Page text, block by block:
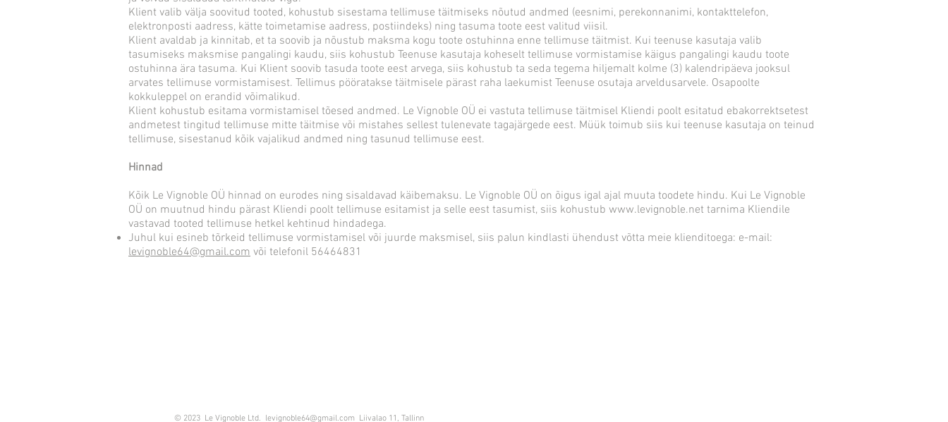
Klient valib välja soovitud tooted, kohustub sisestama tellimuse täitmiseks nõutud andmed (eesnimi, perekonnanimi, kontakttelefon,
elektronposti aadress, kätte toimetamise aadress, postiindeks) ning tasuma toote eest valitud viisil.
Klient avaldab ja kinnitab, et ta soovib ja nõustub maksma kogu toote ostuhinna enne tellimuse täitmist. Kui teenuse kasutaja valib
tasumiseks maksmise pangalingi kaudu, siis kohustub Teenuse kasutaja koheselt tellimuse vormistamise käigus pangalingi kaudu toote
ostuhinna ära tasuma. Kui Klient soovib tasuda toote eest arvega, siis kohustub ta seda tegema hiljemalt kolme (3) kalendripäeva jooksul
arvates tellimuse vormistamisest. Tellimus pööratakse täitmisele pärast raha laekumist Teenuse osutaja arveldusarvele. Osapoolte
kokkuleppel on erandid võimalikud.
Klient kohustub esitama vormistamisel tõesed andmed. Le Vignoble OÜ ei vastuta tellimuse täitmisel Kliendi poolt esitatud ebakorrektsetest
andmetest tingitud tellimuse mitte täitmise või mistahes sellest tulenevate tagajärgede eest. Müük toimub siis kui teenuse kasutaja on teinud
tellimuse, sisestanud kõik vajalikud andmed ning tasunud tellimuse eest.
Hinnad
Kõik Le Vignoble OÜ hinnad on eurodes ning sisaldavad käibemaksu. Le Vignoble OÜ on õigus igal ajal muuta toodete hindu. Kui Le Vignoble
OÜ on muutnud hindu pärast Kliendi poolt tellimuse esitamist ja selle eest tasumist, siis kohustub www.levignoble.net tarnima Kliendile
vastavad tooted tellimuse hetkel kehtinud hindadega.
Juhul kui esineb tõrkeid tellimuse vormistamisel või juurde maksmisel, siis palun kindlasti ühendust võtta meie klienditoega: e-mail:
levignoble64@gmail.com või telefonil 56464831
© 2023 Le Vignoble Ltd. levignoble64@gmail.com Liivalao 11, Tallinn